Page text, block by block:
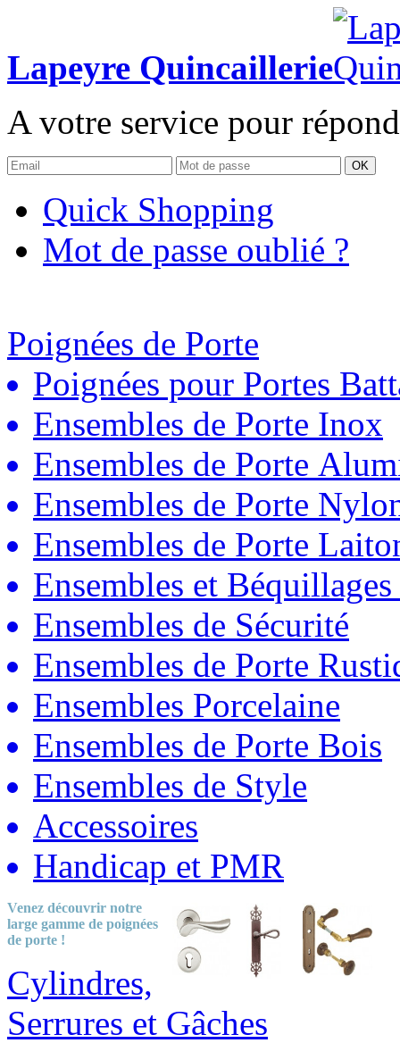
Lapeyre Quincaillerie
A votre service pour
OK
Quick Shopping
Mot de passe oublié ?
Poignées de Porte
Poignées pour Portes
Ensembles de Porte Inox
Ensembles de Porte
Ensembles de Porte
Ensembles de Porte
Ensembles et
Ensembles de Sécurité
Ensembles de Porte
Ensembles Porcelaine
Ensembles de Porte Bois
Ensembles de Style
Accessoires
Handicap et PMR
Venez découvrir notre
large gamme de poignées
de porte !
Cylindres,
Serrures et Gâches